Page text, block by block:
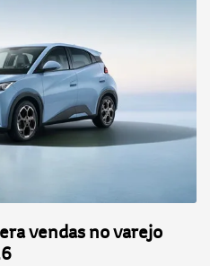
vendas no varejo